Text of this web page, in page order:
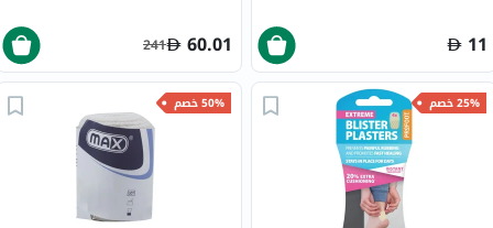
11
60.01
241
25% خصم 50% خصم